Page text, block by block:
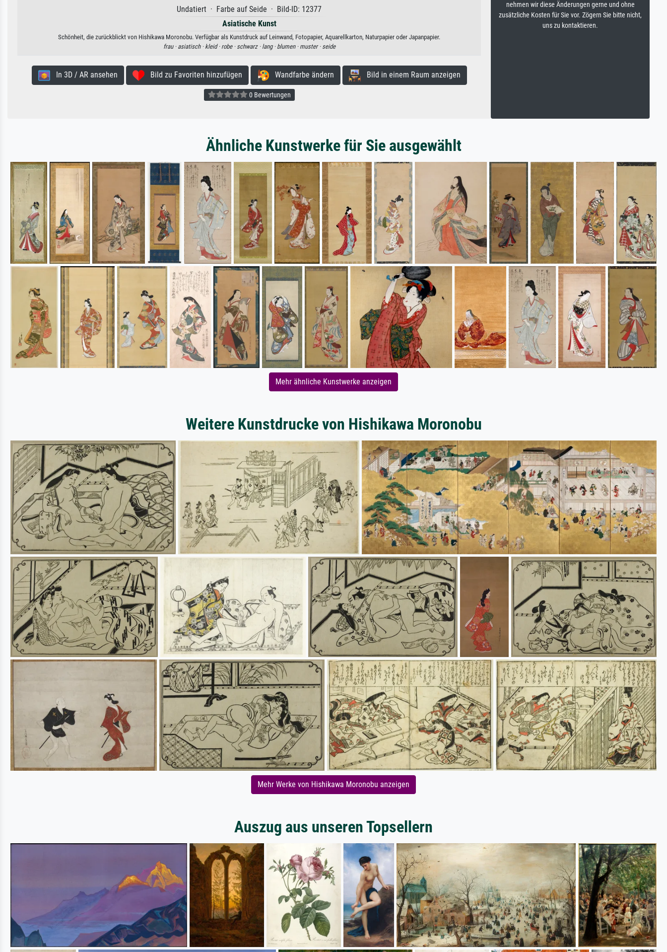
Undatiert · Farbe auf Seide · Bild-ID: 12377
Asiatische Kunst
Schönheit, die zurückblickt von Hishikawa Moronobu. Verfügbar als Kunstdruck auf Leinwand, Fotopapier, Aquarellkarton, Naturpapier oder Japanpapier.
frau · asiatisch · kleid · robe · schwarz · lang · blumen · muster · seide
In 3D / AR ansehen Bild zu Favoriten hinzufügen Wandfarbe ändern Bild in einem Raum anzeigen
0 Bewertungen
nehmen wir diese Änderungen gerne und ohne
zusätzliche Kosten für Sie vor. Zögern Sie bitte nicht,
uns zu kontaktieren.
Ähnliche Kunstwerke für Sie ausgewählt
Mehr ähnliche Kunstwerke anzeigen
Weitere Kunstdrucke von Hishikawa Moronobu
Mehr Werke von Hishikawa Moronobu anzeigen
Auszug aus unseren Topsellern